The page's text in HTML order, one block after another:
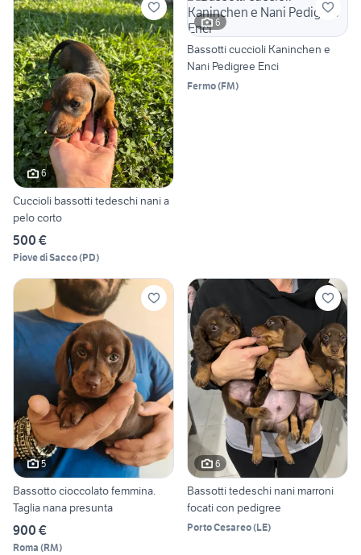
6
Cuccioli bassotti tedeschi nani a
pelo corto
500 €
Piove di Sacco(PD)
6
Bassotti cuccioli Kaninchen e
Nani Pedigree Enci
Fermo(FM)
5
Bassotto cioccolato femmina.
Taglia nana presunta
900 €
Roma (RM)
6
Bassotti tedeschi nani marroni
focati con pedigree
Porto Cesareo(LE)